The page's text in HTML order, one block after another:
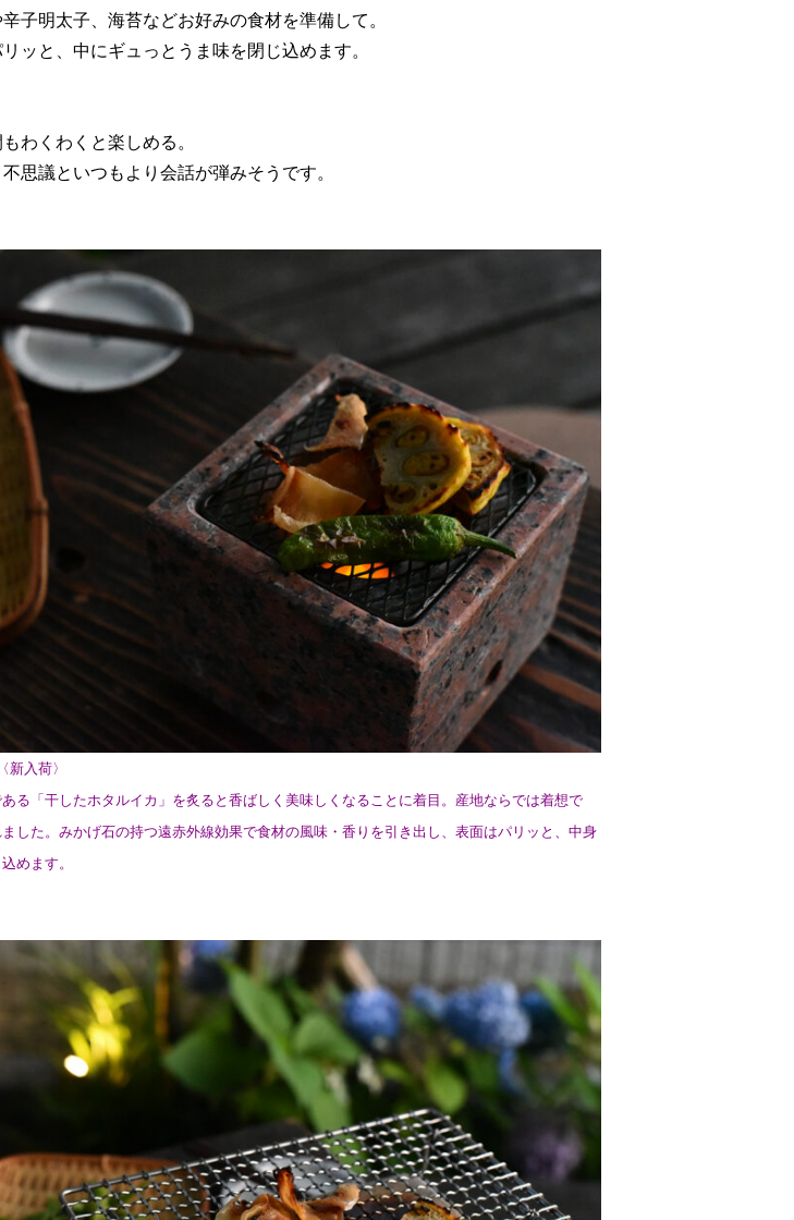
子明太子、海苔などお好みの食材を準備して。
ッと、中にギュっとうま味を閉じ込めます。
わくわくと楽しめる。
思議といつもより会話が弾みそうです。
新入荷〉
る「干したホタルイカ」を炙ると香ばしく美味しくなることに着目。産地ならでは着想で
した。 みかげ石の持つ遠赤外線効果で食材の風味・香りを引き出し、表面はパリッと、中身
めます。